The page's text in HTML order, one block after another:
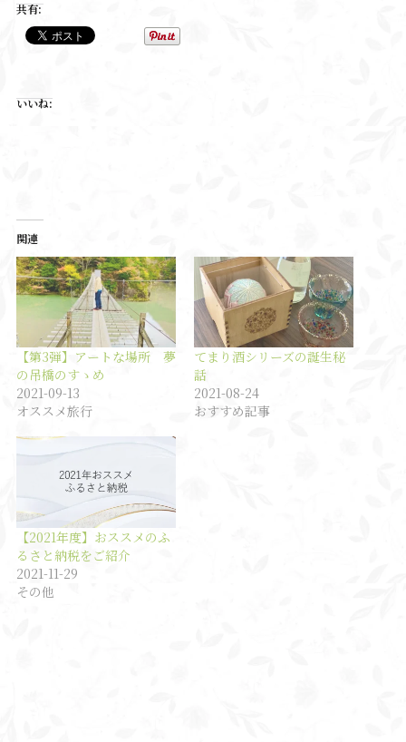
共有:
いいね:
関連
【第3弾】アートな場所 夢
の吊橋のすゝめ
2021-09-13
オススメ旅行
てまり酒シリーズの誕生秘
話
2021-08-24
おすすめ記事
【2021年度】おススメのふ
るさと納税をご紹介
2021-11-29
その他